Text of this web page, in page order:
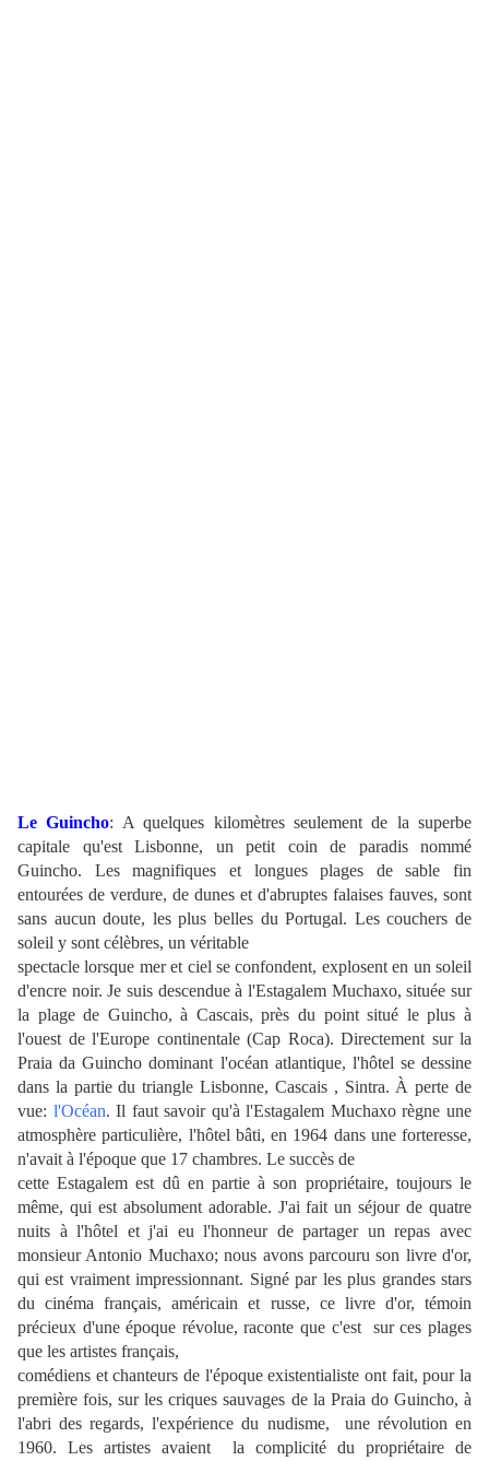
Le Guincho: A quelques kilomètres seulement de la superbe
capitale qu'est Lisbonne, un petit coin de paradis nommé
Guincho. Les magnifiques et longues plages de sable fin
entourées de verdure, de dunes et d'abruptes falaises fauves, sont
sans aucun doute, les plus belles du Portugal. Les couchers de
soleil y sont célèbres, un véritable
spectacle lorsque mer et ciel se confondent, explosent en un soleil
d'encre noir. Je suis descendue à l'Estagalem Muchaxo, située sur
la plage de Guincho, à Cascais, près du point situé le plus à
l'ouest de l'Europe continentale (Cap Roca). Directement sur la
Praia da Guincho dominant l'océan atlantique, l'hôtel se dessine
dans la partie du triangle Lisbonne, Cascais , Sintra. À perte de
vue: l'Océan. Il faut savoir qu'à l'Estagalem Muchaxo règne une
atmosphère particulière, l'hôtel bâti, en 1964 dans une forteresse,
n'avait à l'époque que 17 chambres. Le succès de
cette Estagalem est dû en partie à son propriétaire, toujours le
même, qui est absolument adorable. J'ai fait un séjour de quatre
nuits à l'hôtel et j'ai eu l'honneur de partager un repas avec
monsieur Antonio Muchaxo; nous avons parcouru son livre d'or,
qui est vraiment impressionnant. Signé par les plus grandes stars
du cinéma français, américain et russe, ce livre d'or, témoin
précieux d'une époque révolue, raconte que c'est sur ces plages
que les artistes français,
comédiens et chanteurs de l'époque existentialiste ont fait, pour la
première fois,sur les criques sauvages de la Praia do Guincho, à
l'abri des regards,l'expérience du nudisme, une révolution en
1960. Les artistes avaient la complicité du propriétaire de